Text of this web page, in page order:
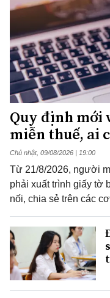
Quy định mới
miễn thuế, ai
Chủ nhật, 09/08/2026 | 19:00
Từ 21/8/2026, người
phải xuất trình giấy tờ
nối, chia sẻ trên các